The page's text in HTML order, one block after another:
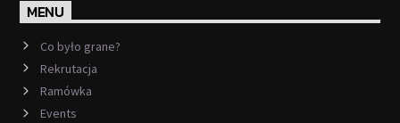
MENU
Co było grane?
Rekrutacja
Ramówka
Events